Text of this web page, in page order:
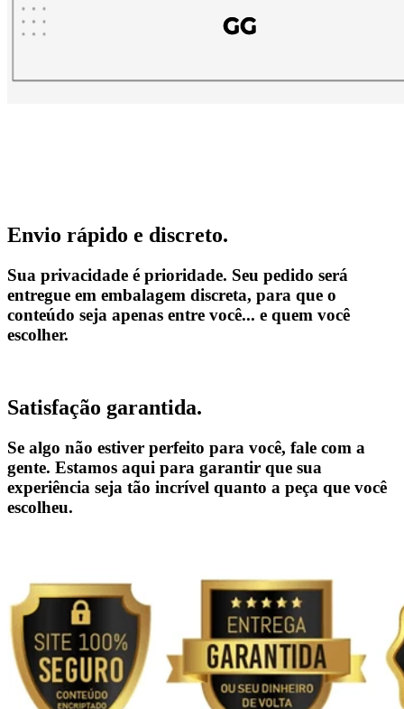
Envio rápido e discreto.
Sua privacidade é prioridade. Seu pedido será
entregue em embalagem discreta, para que o
conteúdo seja apenas entre você... e quem você
escolher.
Satisfação garantida.
Se algo não estiver perfeito para você, fale com a
gente. Estamos aqui para garantir que sua
experiência seja tão incrível quanto a peça que você
escolheu.